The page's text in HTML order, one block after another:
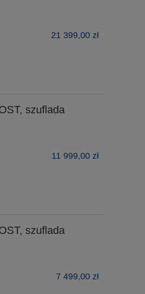
21 399,00 zł
szuflada
11 999,00 zł
szuflada
7 499,00 zł